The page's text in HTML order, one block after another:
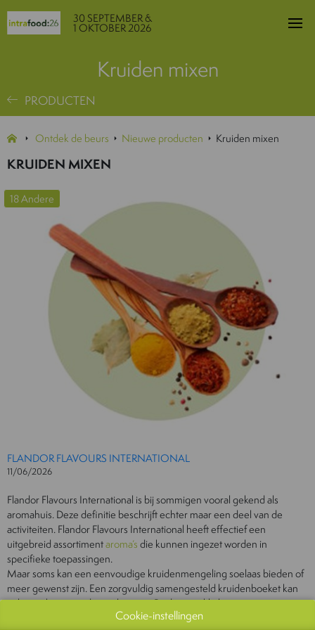
30 SEPTEMBER &
1 OKTOBER 2026
Kruiden mixen
PRODUCTEN
Ontdek de beurs Nieuwe producten Kruiden mixen
KRUIDEN MIXEN
18 Andere
FLANDOR FLAVOURS INTERNATIONAL
11/06/2026
Flandor Flavours International is bij sommigen vooral gekend als
aromahuis. Deze definitie beschrijft echter maar een deel van de
activiteiten. Flandor Flavours International heeft effectief een
uitgebreid assortimentaroma’sdie kunnen ingezet worden in
specifieke toepassingen.
Maar soms kan een eenvoudige kruidenmengeling soelaas bieden of
meer gewenst zijn. Een zorgvuldig samengesteld kruidenboeket kan
culinaire hoogstandjes opleveren. Bij de ontwikkeling van
levensmiddelen wordt vaak gestart vanuit kruidenmengelingen en is
Cookie-instellingen